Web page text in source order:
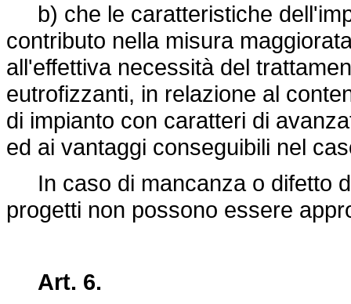
b) che le caratteristiche
contributo nella misura
all'effettiva necessità del
eutrofizzanti, in relazione al
di impianto con caratteri di
ed ai vantaggi conseguibili nel
In caso di mancanza o difetto
progetti non possono essere
Art. 6.